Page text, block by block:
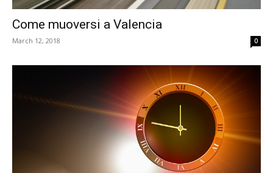
Come muoversi a Valencia
March 12, 2018 0